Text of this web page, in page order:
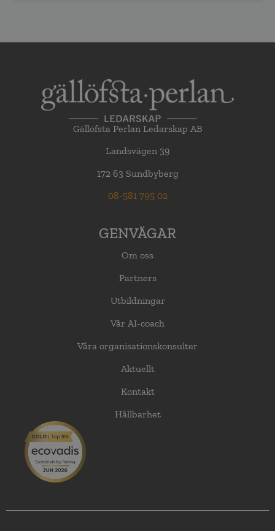
Gällöfsta Perlan Ledarskap AB
Landsvägen 39
172 63 Sundbyberg
08-581 795 02
GENVÄGAR
Om oss
Partners
Utbildningar
Vår AI-coach
Våra organisationskonsulter
Aktuellt
Kontakt
Hållbarhet